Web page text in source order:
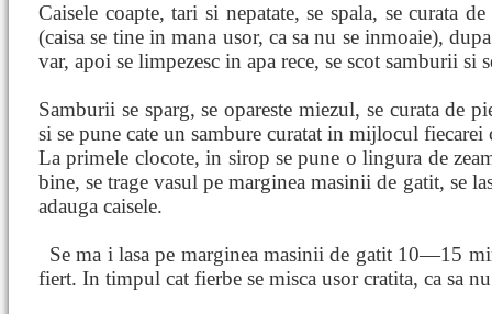
Caisele coapte, tari si nepatate, se spala, se curata
(caisa se tine in mana usor, ca sa nu se inmoaie),
var, apoi se limpezesc in apa rece, se scot samburii si
Samburii se sparg, se opareste miezul, se curata de
si se pune cate un sambure curatat in mijlocul fiecarei
La primele clocote, in sirop se pune o lingura de
bine, se trage vasul pe marginea masinii de gatit, se
adauga caisele.
Se ma i lasa pe marginea masinii de gatit 10—15
fiert. In timpul cat fierbe se misca usor cratita, ca sa